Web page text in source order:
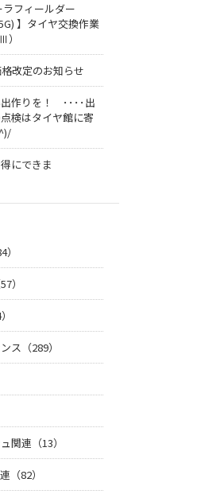
ラフィールダー
】タイヤ交換作業
）
改定のお知らせ
作りを！ ････出
検はタイヤ館に寄
にできま
）
ス（289）
関連（13）
（82）